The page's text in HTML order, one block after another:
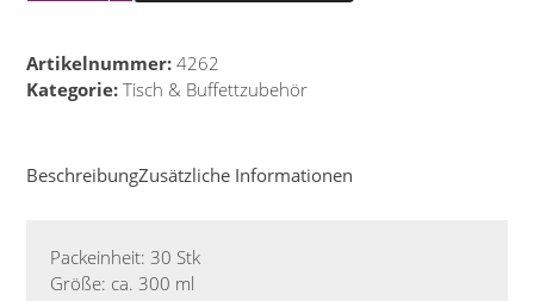
Artikelnummer:4262
Kategorie:Tisch & Buffettzubehör
BeschreibungZusätzliche Informationen
Packeinheit: 30 Stk
Größe: ca. 300 ml